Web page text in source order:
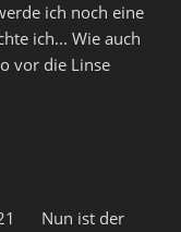
ich noch eine
ich... Wie auch
vor die Linse
Nun ist der